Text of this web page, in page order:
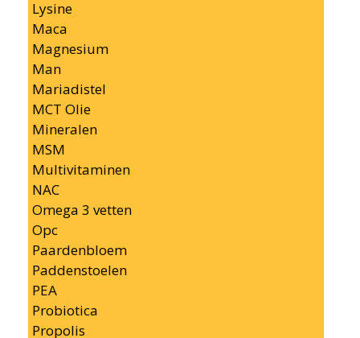
Lysine
Maca
Magnesium
Man
Mariadistel
MCT Olie
Mineralen
MSM
Multivitaminen
NAC
Omega 3 vetten
Opc
Paardenbloem
Paddenstoelen
PEA
Probiotica
Propolis